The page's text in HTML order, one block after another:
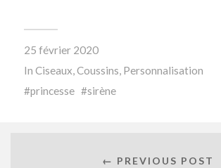
25 février 2020
In Ciseaux,Coussins, Personnalisation
princesse
sirène
← PREVIOUS POST